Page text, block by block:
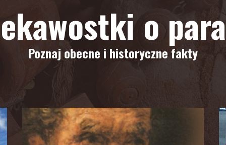
o
Poznaj obecne i historyczne fakty